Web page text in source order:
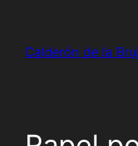
contenido
Calderón de la